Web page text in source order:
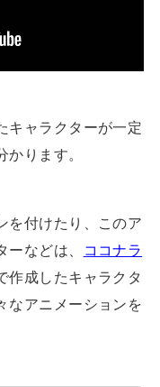
キャラクターが一定
ります。
を付けたり、このア
などは、
ココナラ
作成したキャラクタ
なアニメーションを